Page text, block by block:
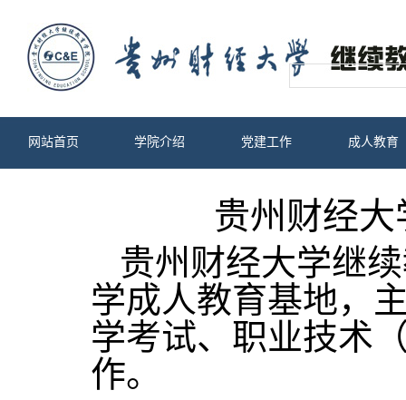
网站首页 学院介绍 党建工作 成人教育
贵州财经
贵州财经大学继
学成人教育基地，
学考试、职业技术
作。